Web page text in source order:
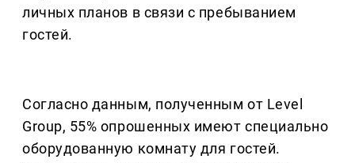
личных планов в связи с пребыванием
гостей.
Согласно данным, полученным от Level
Group, 55% опрошенных имеют специально
оборудованную комнату для гостей.